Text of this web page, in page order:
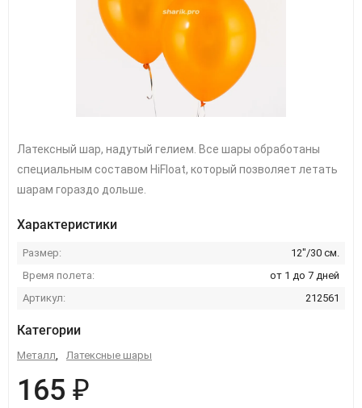
Латексный шар, надутый гелием. Все шары обработаны
специальным составом HiFloat, который позволяет летать
шарам гораздо дольше.
Характеристики
Размер:
12"/30 см.
Время полета:
от 1 до 7 дней
Артикул:
212561
Категории
Металл, Латексные шары
165 ₽